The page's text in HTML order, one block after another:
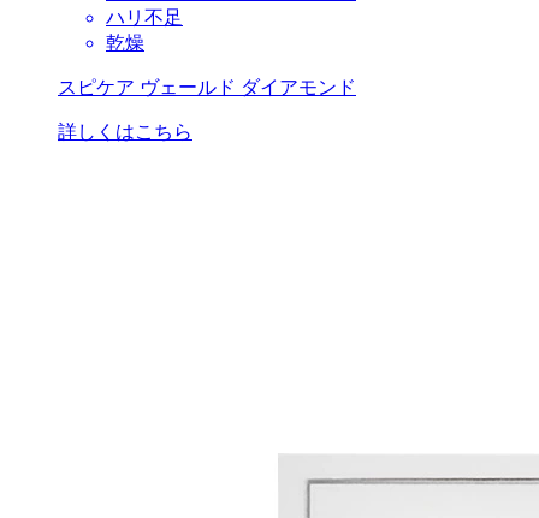
ハリ不足
乾燥
スピケア ヴェールド ダイアモンド
詳しくはこちら